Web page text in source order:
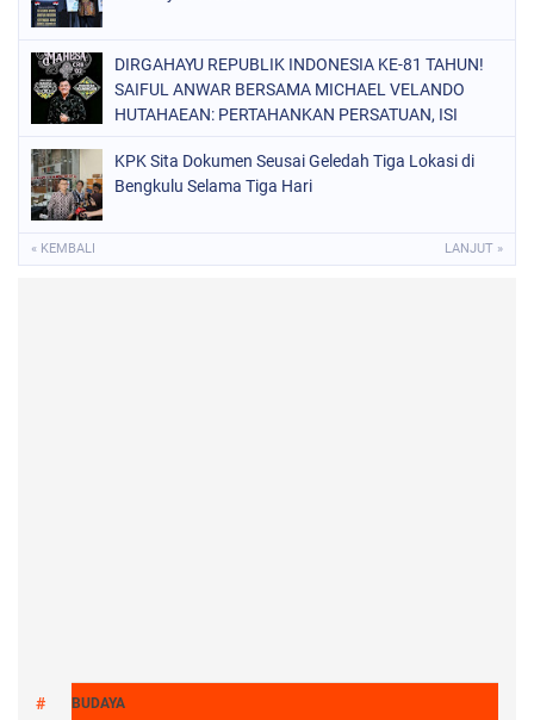
DIRGAHAYU REPUBLIK INDONESIA KE-81 TAHUN!
SAIFUL ANWAR BERSAMA MICHAEL VELANDO
HUTAHAEAN: PERTAHANKAN PERSATUAN, ISI
PENGABDIAN TULUS DEMI KEJAYAAN BANGSA!
KPK Sita Dokumen Seusai Geledah Tiga Lokasi di
Bengkulu Selama Tiga Hari
« KEMBALI LANJUT »
BUDAYA